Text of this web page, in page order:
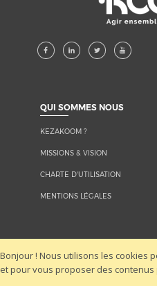
Bonjour ! Nous utilisons les cookies
et pour vous proposer des
KEZAKOOM ?
MISSIONS & VISION
CHARTE D'UTILISATION
MENTIONS LÉGALES
LES ACTIONS